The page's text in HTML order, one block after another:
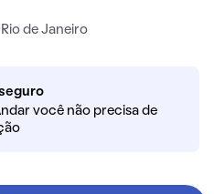
de Janeiro
você não precisa de